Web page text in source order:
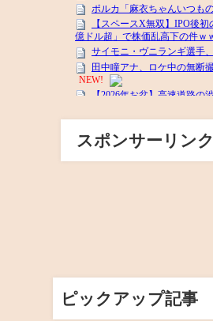
スポンサーリンク
ピックアップ記事